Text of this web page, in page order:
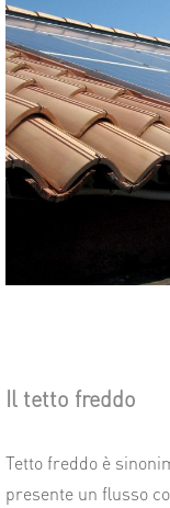
Il tetto freddo
Tetto freddo è
presente un flusso